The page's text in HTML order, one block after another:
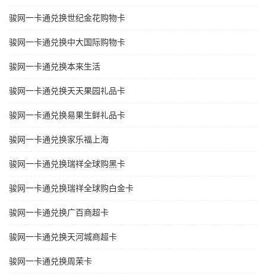
骏网一卡通兑换世纪金花购物卡
骏网一卡通兑换中大国际购物卡
骏网一卡通兑换本来生活
骏网一卡通兑换天天果园礼品卡
骏网一卡通兑换易果生鲜礼品卡
骏网一卡通兑换家乐福上海
骏网一卡通兑换瑞祥全球购黑卡
骏网一卡通兑换瑞祥全球购白金卡
骏网一卡通兑换广百商超卡
骏网一卡通兑换天河城商超卡
骏网一卡通兑换周茉卡